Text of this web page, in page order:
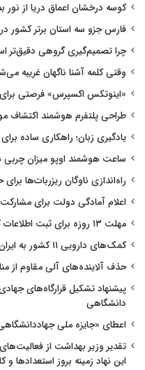
کوسه درخشان اعماق دریا از
فارس جزو سه استان برتر کشور در
چرا تصمیم‌گیری گروهی دقیق‌تر
وقتی کلمه آشنا ناگهان غریبه
«اینوتکس اکسپرس» فرصتی
طراحی پلتفرم هوشمند
یادگیری زبان؛ راهکاری ساده
ساعت هوشمند اوپو میزان
راه‌اندازی ناوگان ریزربات‌ها
اعلام آمادگی دولت برای
مهلت ۱۳ روزه برای ثبت اطلاعات کالاهای پزشکی
کمک‌های دارویی ۱۱ کشور به ایران در دوران جنگ
حذف آلاینده‌های آلی مقاوم از
پیشنهاد تشکیل قرارگاه‌های
دانشگاهی
اعطای «جایزه ملی
تقدیر وزیر بهداشت از
این نهاد زمینه بروز استعدادها و